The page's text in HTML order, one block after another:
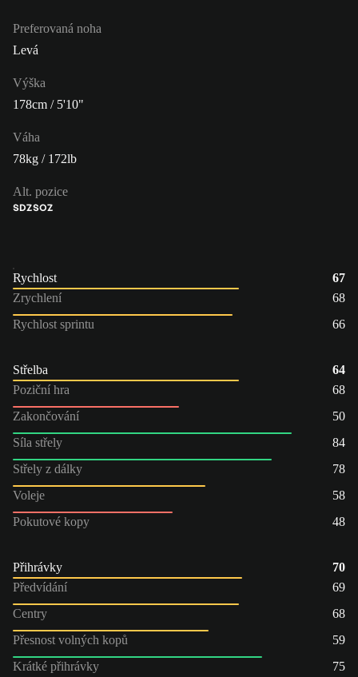
Preferovaná noha
Levá
Výška
178cm / 5'10"
Váha
78kg / 172lb
Alt. pozice
SDZSOZ
Rychlost
67
Zrychlení
68
Rychlost sprintu
66
Střelba
64
Poziční hra
68
Zakončování
50
Síla střely
84
Střely z dálky
78
Voleje
58
Pokutové kopy
48
Přihrávky
70
Předvídání
69
Centry
68
Přesnost volných kopů
59
Krátké přihrávky
75